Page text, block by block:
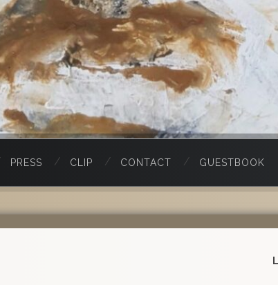
PRESS CLIP CONTACT GUESTBOOK